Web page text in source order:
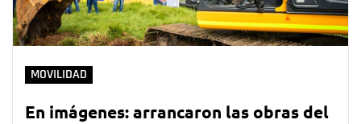
MOVILIDAD
En imágenes: arrancaron las obras del